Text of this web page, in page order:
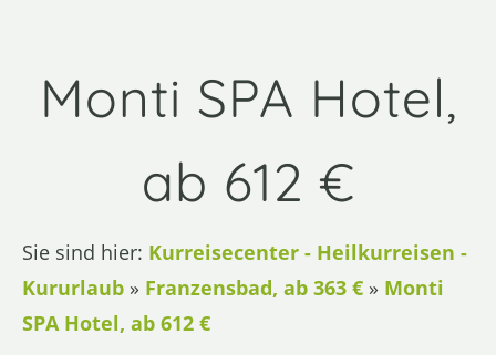
Monti SPA Hotel,
ab 612 €
Sie sind hier: Kurreisecenter - Heilkurreisen -
Kururlaub » Franzensbad, ab 363 € » Monti
SPA Hotel, ab 612 €